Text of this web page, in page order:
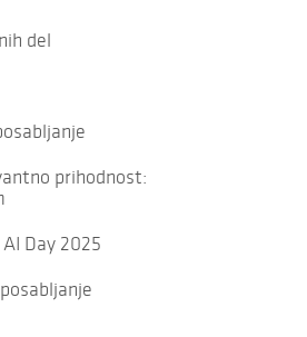
del
prihodnost:
Day 2025